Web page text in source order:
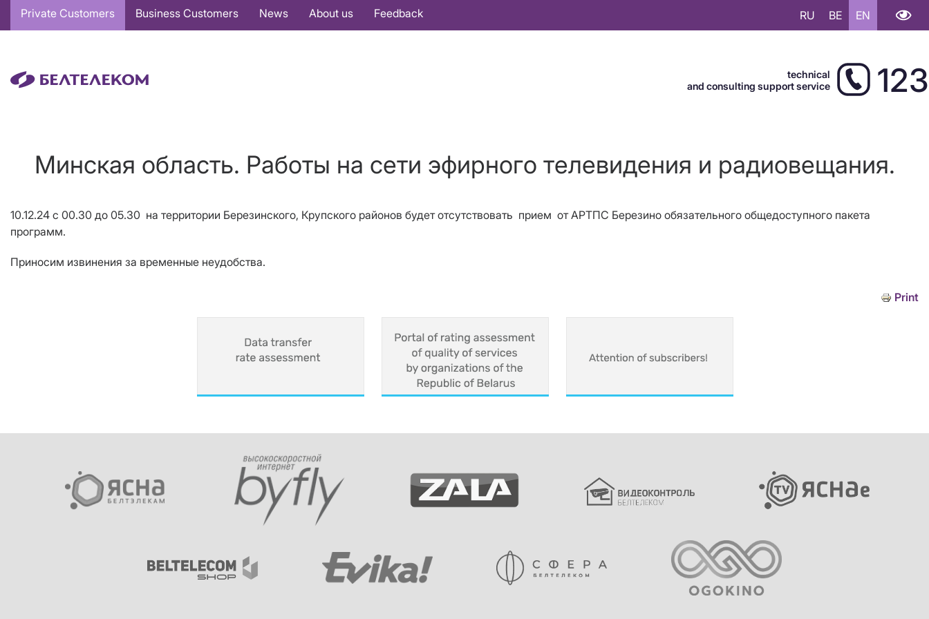
Основная
навигация
Private Customers Business Customers News About us Feedback RU BE EN
technical
and consulting support service
123
Минская область. Работы на сети эфирного телевидения и радиовещания.
10.12.24 с 00.30 до 05.30 на территории Березинского, Крупского районов будет отсутствовать прием от АРТПС Березино обязательного общедоступного пакета
программ.
Приносим извинения за временные неудобства.
Print